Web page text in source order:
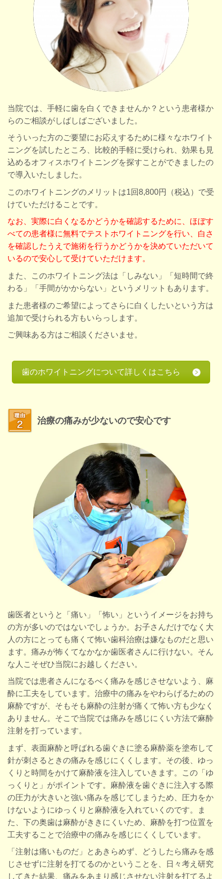
当院では、手軽に歯を白くできませんか？という患者様か
らのご相談がしばしばございました。
そういった方のご要望にお応えするために様々なホワイト
ニングを試したところ、比較的手軽に受けられ、効果も見
込めるオフィスホワイトニングを探すことができましたの
で導入いたしました。
このホワイトニングのメリットは1回8,800円（税込）で受
けていただけることです。
なお、実際に白くなるかどうかを確認するために、ほぼす
べての患者様に無料でテストホワイトニングを行い、白さ
を確認したうえで施術を行うかどうかを決めていただいて
いるので安心して受けていただけます。
また、このホワイトニング法は「しみない」「短時間で終
わる」「手間がかからない」というメリットもあります。
また患者様のご希望によってさらに白くしたいという方は
追加で受けられる方もいらっします。
ご興味ある方はご相談くださいませ。
歯のホワイトニングについて詳しくはこちら
治療の痛みが少ないので安心です
歯医者というと「痛い」「怖い」というイメージをお持ち
の方が多いのではないでしょうか。お子さんだけでなく大
人の方にとっても痛くて怖い歯科治療は嫌なものだと思い
ます。痛みが怖くてなかなか歯医者さんに行けない。そん
な人こそぜひ当院にお越しください。
当院では患者さんになるべく痛みを感じさせないよう、麻
酔に工夫をしています。治療中の痛みをやわらげるための
麻酔ですが、そもそも麻酔の注射が痛くて怖い方も少なく
ありません。そこで当院では痛みを感じにくい方法で麻酔
注射を打っています。
まず、表面麻酔と呼ばれる歯ぐきに塗る麻酔薬を塗布して
針が刺さるときの痛みを感じにくくします。その後、ゆっ
くりと時間をかけて麻酔液を注入していきます。この「ゆ
っくりと」がポイントです。麻酔液を歯ぐきに注入する際
の圧力が大きいと強い痛みを感じてしまうため、圧力をか
けないようにゆっくりと麻酔液を入れていくのです。ま
た、下の奥歯は麻酔がききにくいため、麻酔を打つ位置を
工夫することで治療中の痛みを感じにくくしています。
「注射は痛いものだ」とあきらめず、どうしたら痛みを感
じさせずに注射を打てるのかということを、日々考え研究
してきた結果、痛みをあまり感じさせない注射を打てるよ